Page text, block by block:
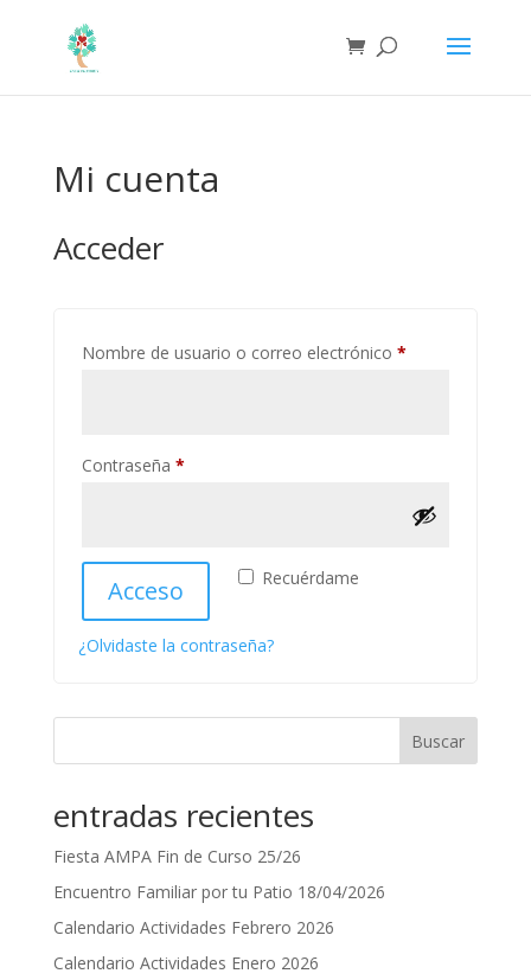
Mi cuenta
Acceder
Nombre de usuario o correo electrónico *Obligatorio
Contraseña *Obligatorio
Recuérdame
Acceso
¿Olvidaste la contraseña?
Buscar
entradas recientes
Fiesta AMPA Fin de Curso 25/26
Encuentro Familiar por tu Patio 18/04/2026
Calendario Actividades Febrero 2026
Calendario Actividades Enero 2026